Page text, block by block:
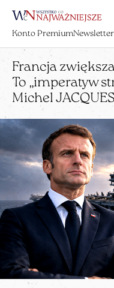
Konto PremiumNewsletter
Francja
To „imperatyw
Michel JACQUES]